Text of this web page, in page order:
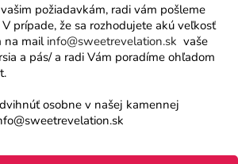
požiadavkám, radi vám pošleme
prípade, že sa rozhodujete akú veľkosť
na mail info@sweetrevelation.sk vaše
a pás/ a radi Vám poradíme ohľadom
osobne v našej kamennej